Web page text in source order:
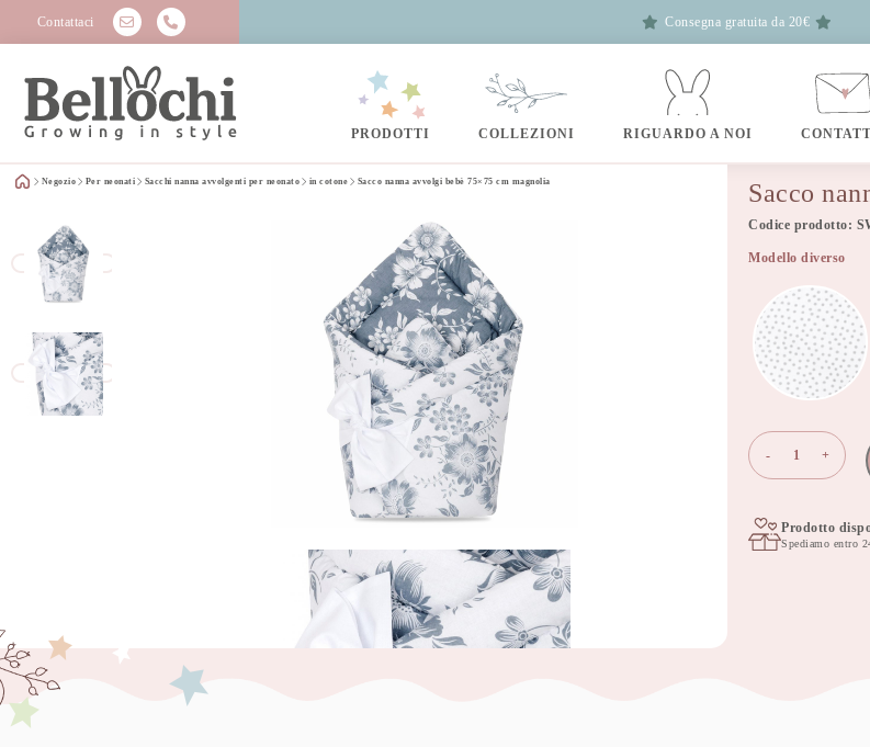
Contattaci Consegna gratuita da 20€
PRODOTTI COLLEZIONI RIGUARDO A NOI
Negozio Per neonati Sacchi nanna avvolgenti per neonato in cotone Sacco nanna avvolgi bebè 75×75 cm magnolia Sacco
Codice prodotto:
Modello diverso
-
Sacco
75x75
cm
+
Prodotto
Spediamo entro